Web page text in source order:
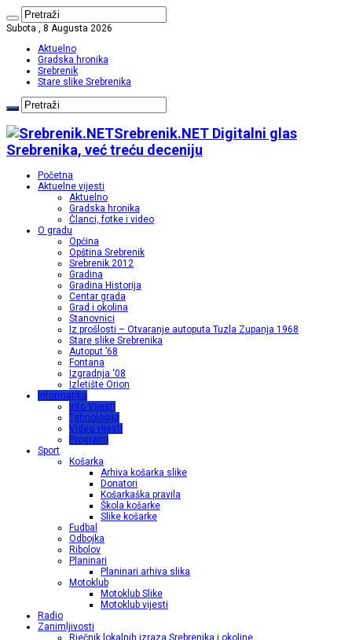
Subota , 8 Augusta 2026
Aktuelno
Gradska hronika
Srebrenik
Stare slike Srebrenika
Srebrenik.NET Digitalni glas
Srebrenika, već treću deceniju
Početna
Aktuelne vijesti
Aktuelno
Gradska hronika
Članci, fotke i video
O gradu
Općina
Opština Srebrenik
Srebrenik 2012
Gradina
Gradina Historija
Centar grada
Grad i okolina
Stanovnici
Iz prošlosti – Otvaranje autoputa Tuzla Zupanja 1968
Stare slike Srebrenika
Autoput ’68
Fontana
Izgradnja ‘08
Izletište Orion
Informatika
Info Vijesti
Tehnologija
Video vijesti
Programi
Sport
Košarka
Arhiva košarka slike
Donatori
Košarkaška pravila
Škola košarke
Slike košarke
Fudbal
Odbojka
Ribolov
Planinari
Planinari arhiva slika
Motoklub
Motoklub Slike
Motoklub vijesti
Radio
Zanimljivosti
Rječnik lokalnih izraza Srebrenika i okoline